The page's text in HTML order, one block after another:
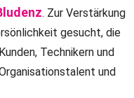
. Zur Verstärkung
gesucht, die
Technikern und
und